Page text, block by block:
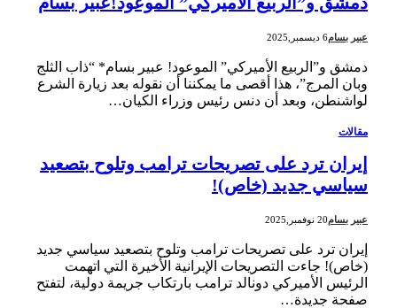
عبير بسام6 ديسمبر,2025
دمشق و”الربيع الأميركي” الموعود! عبير بسام* “ذاب الثلج
وبان المرج”، هذا أقصى ما يمكننا أن نقوله بعد زيارة الشرع
لواشنطن، وبعد أن دنس رئيس وزراء الكيان…
مقالات
إيران ترد على تصريحات ترامب وتلوح بتصعيد
سياسي جديد (خاص)!
عبير بسام20 نوفمبر,2025
إيران ترد على تصريحات ترامب وتلوح بتصعيد سياسي جديد
(خاص)! جاءت التصريحات الإيرانية الأخيرة التي اتهمت
الرئيس الأميركي دونالد ترامب بارتكاب جريمة دولية، لتفتح
صفحة جديدة…